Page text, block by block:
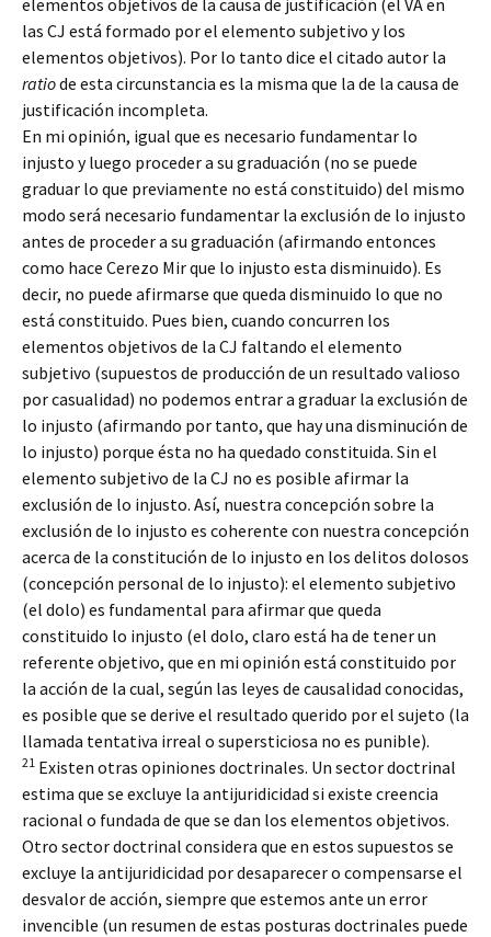
elementos objetivos de la causa de justificación (el VA en
las CJ está formado por el elemento subjetivo y los
elementos objetivos). Por lo tanto dice el citado autor la
ratiode esta circunstancia es la misma que la de la causa de
justificación incompleta.
En mi opinión, igual que es necesario fundamentar lo
injusto y luego proceder a su graduación (no se puede
graduar lo que previamente no está constituido) del mismo
modo será necesario fundamentar la exclusión de lo injusto
antes de proceder a su graduación (afirmando entonces
como hace Cerezo Mir que lo injusto esta disminuido). Es
decir, no puede afirmarse que queda disminuido lo que no
está constituido. Pues bien, cuando concurren los
elementos objetivos de la CJ faltando el elemento
subjetivo (supuestos de producción de un resultado valioso
por casualidad) no podemos entrar a graduar la exclusión de
lo injusto (afirmando por tanto, que hay una disminución de
lo injusto) porque ésta no ha quedado constituida. Sin el
elemento subjetivo de la CJ no es posible afirmar la
exclusión de lo injusto. Así, nuestra concepción sobre la
exclusión de lo injusto es coherente con nuestra concepción
acerca de la constitución de lo injusto en los delitos dolosos
(concepción personal de lo injusto): el elemento subjetivo
(el dolo) es fundamental para afirmar que queda
constituido lo injusto (el dolo, claro está ha de tener un
referente objetivo, que en mi opinión está constituido por
la acción de la cual, según las leyes de causalidad conocidas,
es posible que se derive el resultado querido por el sujeto (la
llamada tentativa irreal o supersticiosa no es punible).
21 Existen otras opiniones doctrinales. Un sector doctrinal
estima que se excluye la antijuridicidad si existe creencia
racional o fundada de que se dan los elementos objetivos.
Otro sector doctrinal considera que en estos supuestos se
excluye la antijuridicidad por desaparecer o compensarse el
desvalor de acción, siempre que estemos ante un error
invencible (un resumen de estas posturas doctrinales puede